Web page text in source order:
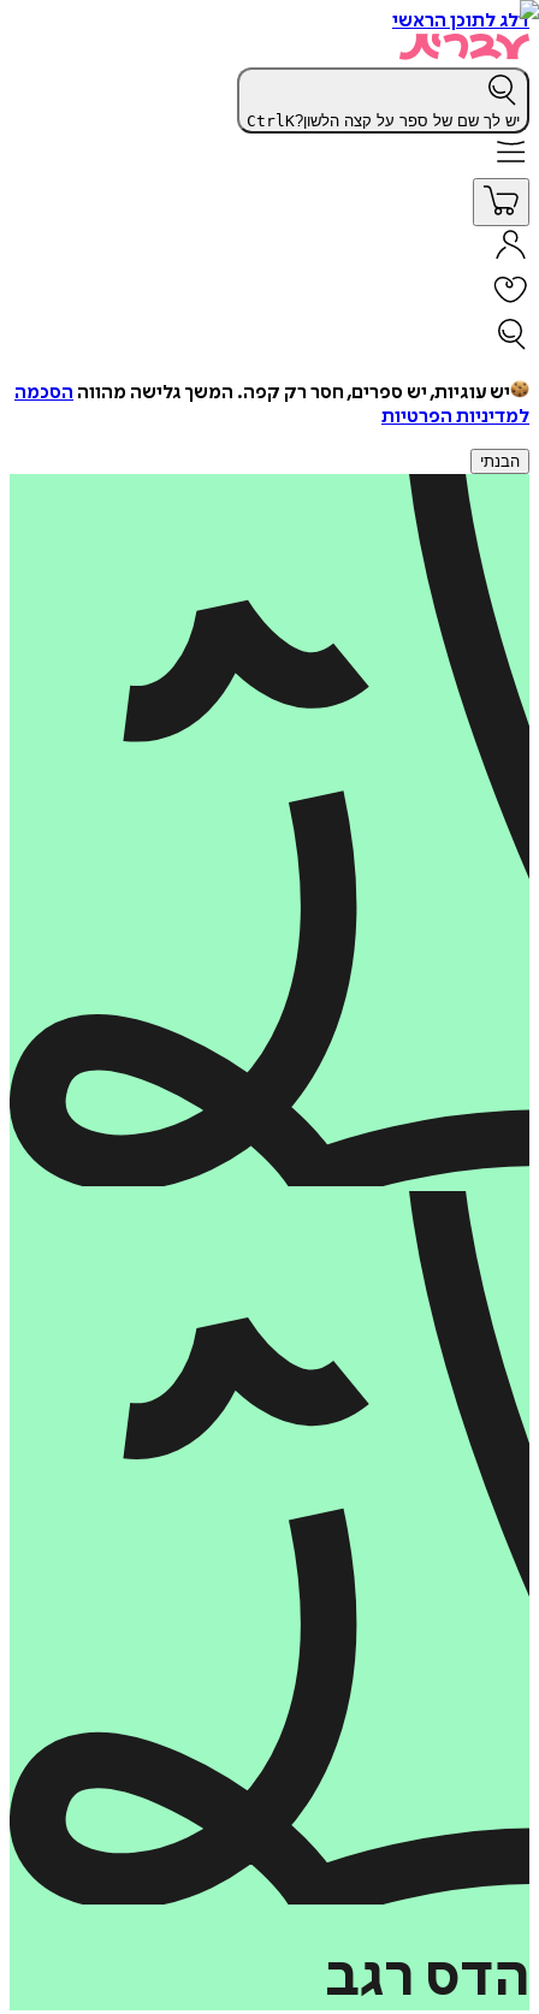
דלג לתוכן הראשי
יש לך שם של ספר על קצה הלשון? CtrlK
יש עוגיות, יש ספרים, חסר רק קפה. המשך גלישה מהווה הסכמה
למדיניות הפרטיות
הבנתי
הדס רגב